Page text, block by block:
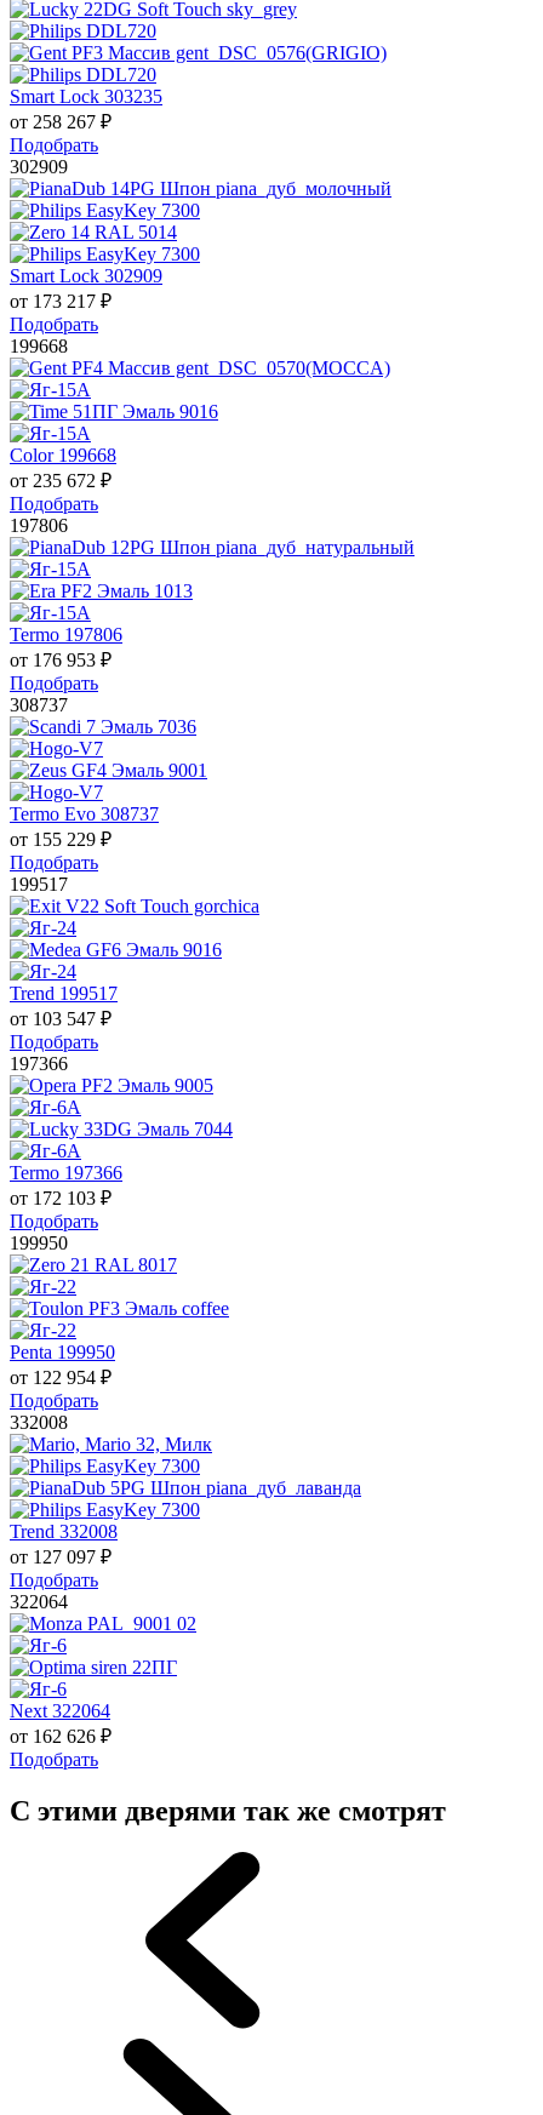
Smart Lock 303235
от 258 267 ₽
Подобрать
302909
Smart Lock 302909
от 173 217 ₽
Подобрать
199668
Color 199668
от 235 672 ₽
Подобрать
197806
Termo 197806
от 176 953 ₽
Подобрать
308737
Termo Evo 308737
от 155 229 ₽
Подобрать
199517
Trend 199517
от 103 547 ₽
Подобрать
197366
Termo 197366
от 172 103 ₽
Подобрать
199950
Penta 199950
от 122 954 ₽
Подобрать
332008
Trend 332008
от 127 097 ₽
Подобрать
322064
Next 322064
от 162 626 ₽
Подобрать
С этими дверями так же смотрят